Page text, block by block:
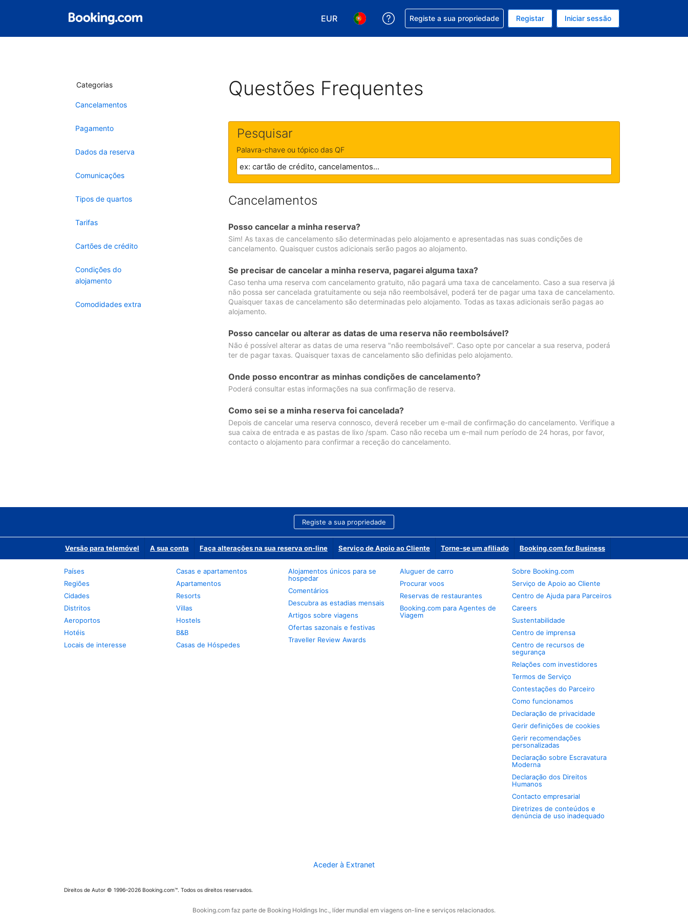
EUR
Escolha a sua moeda. A sua moeda atual é EUR
Escolha o seu idioma. O seu idioma atual é Português
Obtenha ajuda com a sua reserva
Registe a sua propriedade Registar Iniciar sessão
Categorias
Cancelamentos
Pagamento
Dados da reserva
Comunicações
Tipos de quartos
Tarifas
Cartões de crédito
Condições do
alojamento
Comodidades extra
Questões Frequentes
Pesquisar
Palavra-chave ou tópico das QF
Cancelamentos
Posso cancelar a minha reserva?
Sim! As taxas de cancelamento são determinadas pelo alojamento e apresentadas nas suas condições de
cancelamento. Quaisquer custos adicionais serão pagos ao alojamento.
Se precisar de cancelar a minha reserva, pagarei alguma taxa?
Caso tenha uma reserva com cancelamento gratuito, não pagará uma taxa de cancelamento. Caso a sua reserva já
não possa ser cancelada gratuitamente ou seja não reembolsável, poderá ter de pagar uma taxa de cancelamento.
Quaisquer taxas de cancelamento são determinadas pelo alojamento. Todas as taxas adicionais serão pagas ao
alojamento.
Posso cancelar ou alterar as datas de uma reserva não reembolsável?
Não é possível alterar as datas de uma reserva "não reembolsável". Caso opte por cancelar a sua reserva, poderá
ter de pagar taxas. Quaisquer taxas de cancelamento são definidas pelo alojamento.
Onde posso encontrar as minhas condições de cancelamento?
Poderá consultar estas informações na sua confirmação de reserva.
Como sei se a minha reserva foi cancelada?
Depois de cancelar uma reserva connosco, deverá receber um e-mail de confirmação do cancelamento. Verifique a
sua caixa de entrada e as pastas de lixo /spam. Caso não receba um e-mail num período de 24 horas, por favor,
contacto o alojamento para confirmar a receção do cancelamento.
Registe a sua propriedade
Versão para telemóvel A sua conta Faça alterações na sua reserva on-line Serviço de Apoio ao Cliente Torne-se um afiliado Booking.com for Business
Países
Regiões
Cidades
Distritos
Aeroportos
Hotéis
Locais de interesse
Casas e apartamentos
Apartamentos
Resorts
Villas
Hostels
B&B
Casas de Hóspedes
Alojamentos únicos para se
hospedar
Comentários
Descubra as estadias mensais
Artigos sobre viagens
Ofertas sazonais e festivas
Traveller Review Awards
Aluguer de carro
Procurar voos
Reservas de restaurantes
Booking.com para Agentes de
Viagem
Sobre Booking.com
Serviço de Apoio ao Cliente
Centro de Ajuda para Parceiros
Careers
Sustentabilidade
Centro de imprensa
Centro de recursos de
segurança
Relações com investidores
Termos de Serviço
Contestações do Parceiro
Como funcionamos
Declaração de privacidade
Gerir definições de cookies
Gerir recomendações
personalizadas
Declaração sobre Escravatura
Moderna
Declaração dos Direitos
Humanos
Contacto empresarial
Diretrizes de conteúdos e
denúncia de uso inadequado
Aceder à Extranet
Direitos de Autor © 1996–2026 Booking.com™. Todos os direitos reservados.
Booking.com faz parte de Booking Holdings Inc., líder mundial em viagens on-line e serviços relacionados.